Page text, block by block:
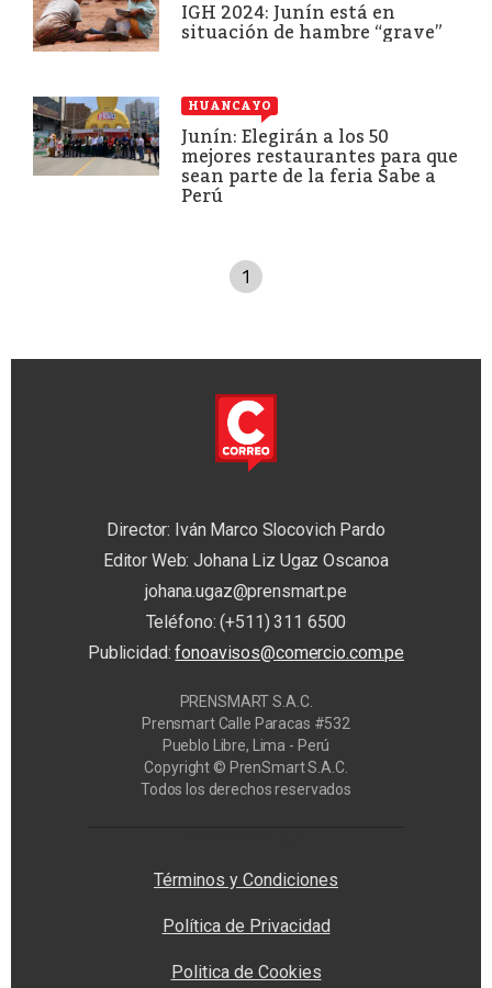
IGH 2024: Junín está en
situación de hambre “grave”
HUANCAYO
Junín: Elegirán a los 50
mejores restaurantes para que
sean parte de la feria Sabe a
Perú
1
Director: Iván Marco Slocovich Pardo
Editor Web: Johana Liz Ugaz Oscanoa
johana.ugaz@prensmart.pe
Teléfono: (+511) 311 6500
Publicidad:fonoavisos@comercio.com.pe
PRENSMART S.A.C.
Prensmart Calle Paracas #532
Pueblo Libre, Lima - Perú
Copyright © PrenSmart S.A.C.
Todos los derechos reservados
Términos y Condiciones
Política de Privacidad
Politica de Cookies